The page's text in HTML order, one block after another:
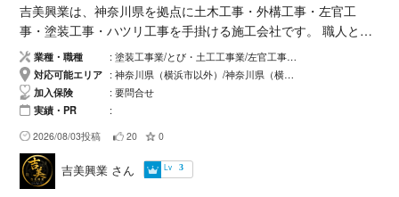
吉美興業は、神奈川県を拠点に土木工事・外構工事・左官工
事・塗装工事・ハツリ工事を手掛ける施工会社です。 職人とし
て10年以上の現場経験で培った技術と責任感を強みに、一つひ
とつの現場を丁寧かつ迅速に施工いたします。 「信用第一・品
質第一」を理念とし、お客様や元請会社様との信頼関係を何よ
り大切にしています。小規模工事から大規模現場まで柔軟に対
応し、安全管理・工程管理・品質管理を徹底。お客様に安心し
てお任せいただける施工をお約束します。 また、職人不足でお
困りの企業様への応援・請負工事にも対応しております。確か
な技術とフットワークで、現場の力となります。 「職人が足り
業種・職種
塗装工事業/とび・土工工事業/左官工事業/土木工事業
対応可能エリア
神奈川県（横浜市以外）/神奈川県（横浜市）/東京都（２３区以外）/東京都（２３区）
加入保険
要問合せ
実績・PR
2026/08/03投稿 20 0
吉美興業 さん Lv 3